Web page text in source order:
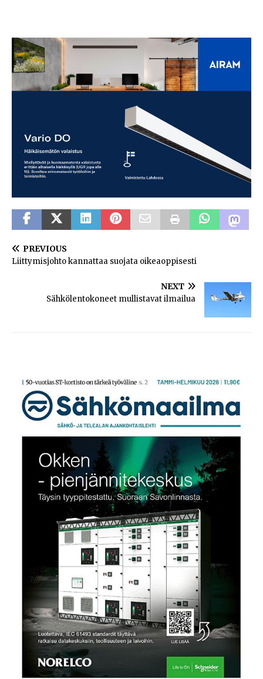
PREVIOUS
Liittymisjohto kannattaa suojata oikeaoppisesti
NEXT
Sähkölentokoneet mullistavat ilmailua